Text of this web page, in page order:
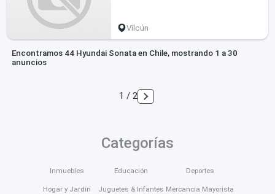
Vilcún
Encontramos 44 Hyundai Sonata en Chile, mostrando 1 a 30
anuncios
1 / 2
Categorías
Inmuebles
Hogar y Jardín
Educación
Juguetes & Infantes
Deportes
Mercancía Mayorista